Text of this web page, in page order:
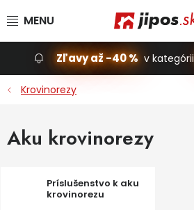
Slevoakce
Záhrada
Zľavy až -40 % v kategórii
Krovinorezy
Aku krovinorezy
Príslušenstvo k aku
krovinorezu